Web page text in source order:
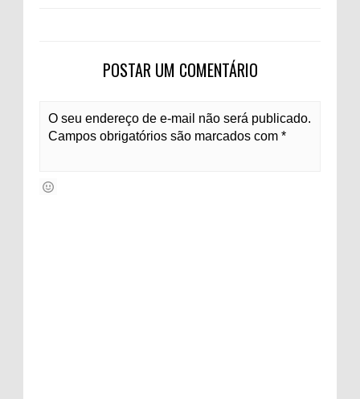
POSTAR UM COMENTÁRIO
O seu endereço de e-mail não será publicado.
Campos obrigatórios são marcados com *